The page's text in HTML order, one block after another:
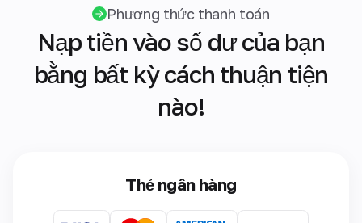
Phương thức thanh toán
Nạp tiền vào số dư của bạn
bằng bất kỳ cách thuận tiện
nào!
Thẻ ngân hàng